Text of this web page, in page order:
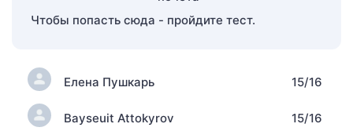
Чтобы попасть сюда - пройдите тест.
Елена Пушкарь 15/16
Bayseuit Attokyrov 15/16